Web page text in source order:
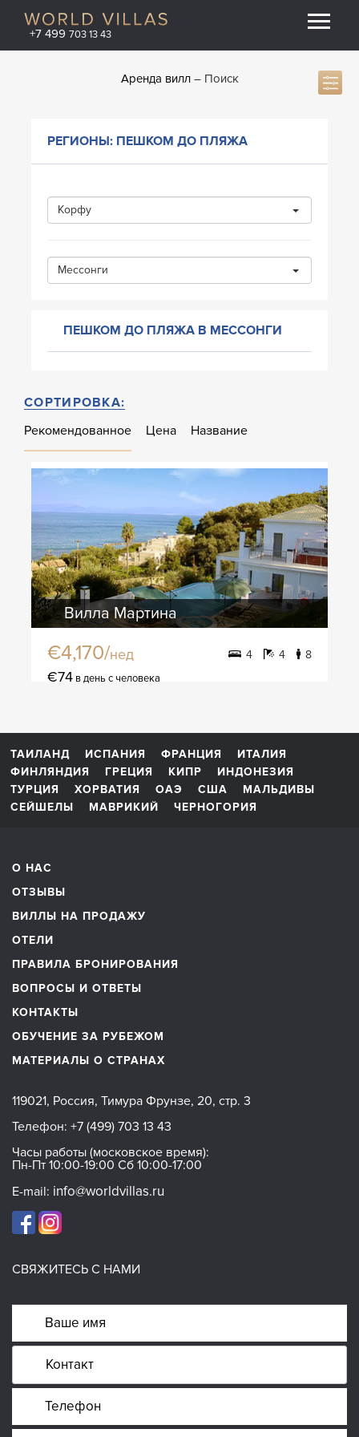
+7 499 703 13 43
Аренда вилл Поиск
РЕГИОНЫ: ПЕШКОМ ДО ПЛЯЖА
Корфу
Мессонги
ПЕШКОМ ДО ПЛЯЖА В МЕССОНГИ
СОРТИРОВКА:
Рекомендованное
Цена Название
Вилла Мартина
€4,170/нед 4 4 8
€74 в день с человека
ТАИЛАНД ИСПАНИЯ ФРАНЦИЯ
ИТАЛИЯ
ФИНЛЯНДИЯ
ГРЕЦИЯ КИПР
ИНДОНЕЗИЯ
ТУРЦИЯ
ХОРВАТИЯ ОАЭ США
МАЛЬДИВЫ
СЕЙШЕЛЫ
МАВРИКИЙ ЧЕРНОГОРИЯ
О НАС
ОТЗЫВЫ
ВИЛЛЫ НА ПРОДАЖУ
ОТЕЛИ
ПРАВИЛА БРОНИРОВАНИЯ
ВОПРОСЫ И ОТВЕТЫ
КОНТАКТЫ
ОБУЧЕНИЕ ЗА РУБЕЖОМ
МАТЕРИАЛЫ О СТРАНАХ
119021, Россия, Тимура Фрунзе, 20, стр. 3
Телефон: +7 (499) 703 13 43
Часы работы (московское время):
Пн-Пт 10:00-19:00 Сб 10:00-17:00
E-mail: info@worldvillas.ru
СВЯЖИТЕСЬ С НАМИ